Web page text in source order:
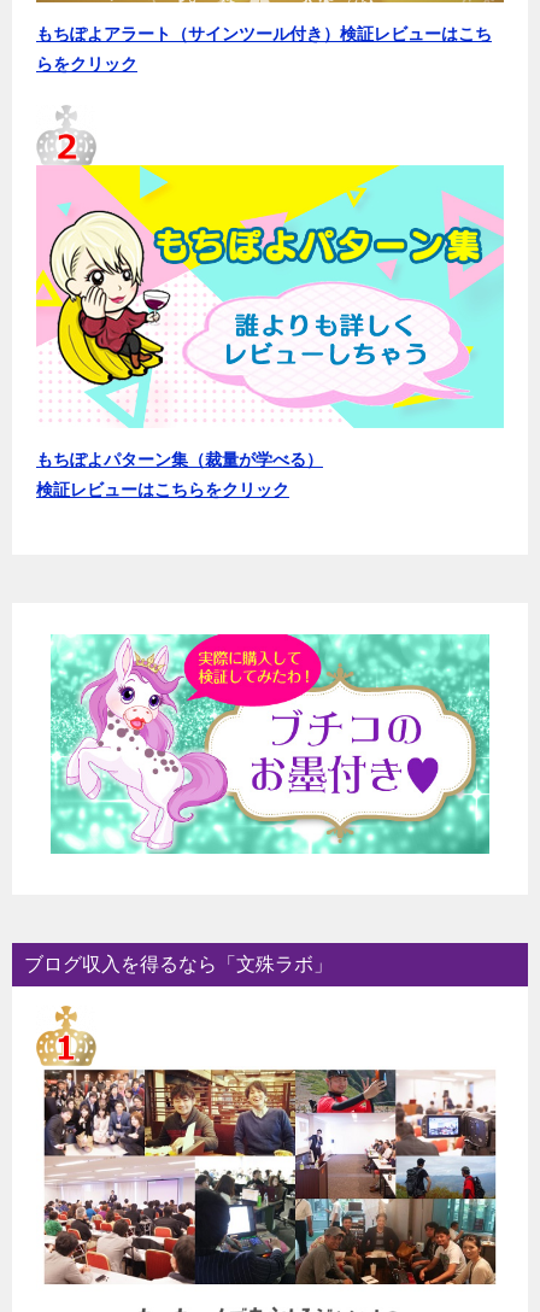
もちぽよアラート（サインツール付き）検証レビューはこち
らをクリック
もちぽよパターン集（裁量が学べる）
検証レビューはこちらをクリック
ブログ収入を得るなら「文殊ラボ」